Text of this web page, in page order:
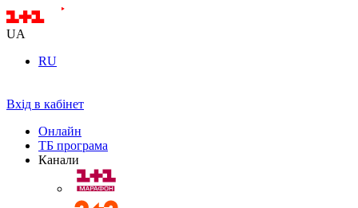
UA
RU
Вхід в кабінет
Онлайн
ТБ програма
Канали